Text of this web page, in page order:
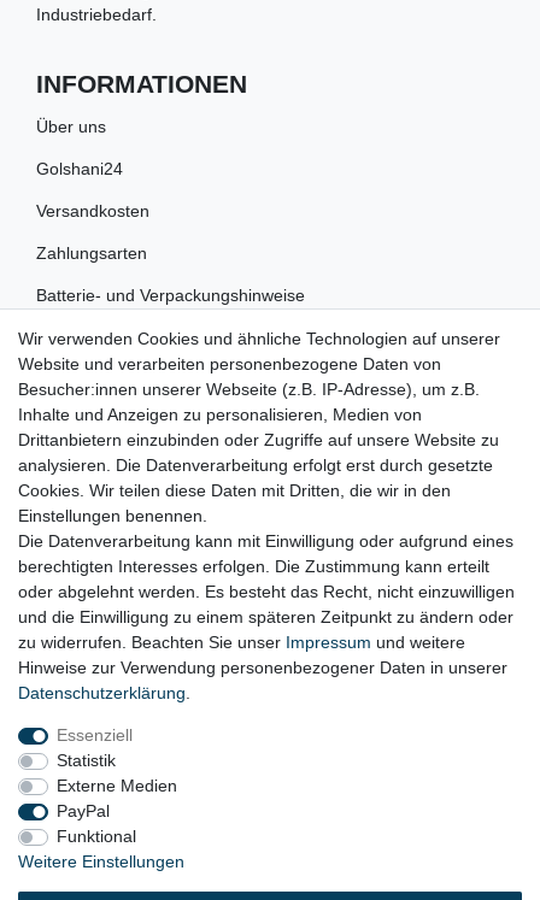
Industriebedarf.
INFORMATIONEN
Über uns
Golshani24
Versandkosten
Zahlungsarten
Batterie- und Verpackungshinweise
RECHTLICHES
Impressum
Datenschutz
Widerrufsrecht
AGB
Widerrufsformular
KONTAKT
Tel.: 08031-23444-0
info@werkzeugfundgrube.de
Wir verwenden Cookies und ähnliche Technologien auf unserer
Website und verarbeiten personenbezogene Daten von
Besucher:innen unserer Webseite (z.B. IP-Adresse), um z.B.
Inhalte und Anzeigen zu personalisieren, Medien von
Drittanbietern einzubinden oder Zugriffe auf unsere Website zu
analysieren. Die Datenverarbeitung erfolgt erst durch gesetzte
Cookies. Wir teilen diese Daten mit Dritten, die wir in den
Einstellungen benennen.
Die Datenverarbeitung kann mit Einwilligung oder aufgrund eines
berechtigten Interesses erfolgen. Die Zustimmung kann erteilt
oder abgelehnt werden. Es besteht das Recht, nicht einzuwilligen
und die Einwilligung zu einem späteren Zeitpunkt zu ändern oder
zu widerrufen. Beachten Sie unser Impressum und weitere
Hinweise zur Verwendung personenbezogener Daten in unserer
Daten­schutz­erklärung
Essenziell
Statistik
Externe Medien
PayPal
Funktional
Weitere Einstellungen